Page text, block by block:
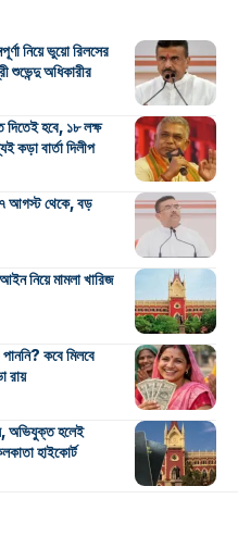
নিয়ে ভুয়ো রিলসের
শুভেন্দু অধিকারীর
দিতেই হবে, ১৮ লক্ষ
কড়া বার্তা দিলীপ
আগস্ট থেকে, বড়
নিয়ে মামলা খারিজ
কবে মিলবে
রায়
অভিযুক্ত হলেই
হাইকোর্ট